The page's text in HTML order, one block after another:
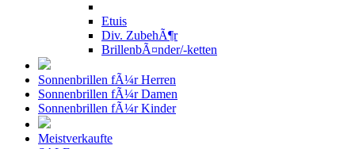
Etuis
Div. ZubehÃ¶r
BrillenbÃ¤nder/-ketten
Sonnenbrillen fÃ¼r Herren
Sonnenbrillen fÃ¼r Damen
Sonnenbrillen fÃ¼r Kinder
Meistverkaufte